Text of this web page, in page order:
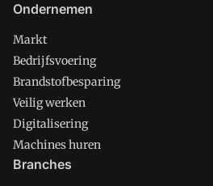
Ondernemen
Markt
Bedrijfsvoering
Brandstofbesparing
Veilig werken
Digitalisering
Machines huren
Branches